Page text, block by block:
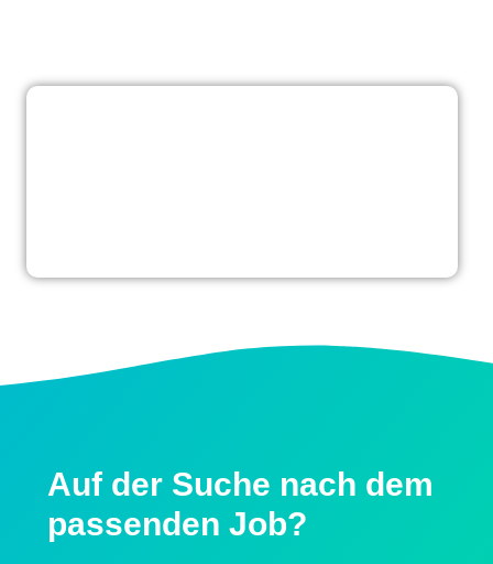
Auf der Suche nach dem
passenden Job?